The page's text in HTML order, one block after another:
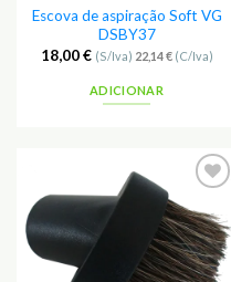
Escova de aspiração Soft VG
DSBY37
18,00€ (S/Iva) 22,14€(C/Iva)
ADICIONAR